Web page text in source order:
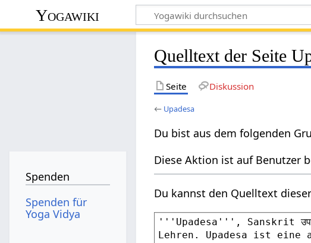
Yogawiki
Quelltext der Seite
Seite Diskussion
← Upadesa
Du bist aus dem folgenden
Diese Aktion ist auf Benutzer
Du kannst den Quelltext
Spenden
Spenden für
Yoga Vidya